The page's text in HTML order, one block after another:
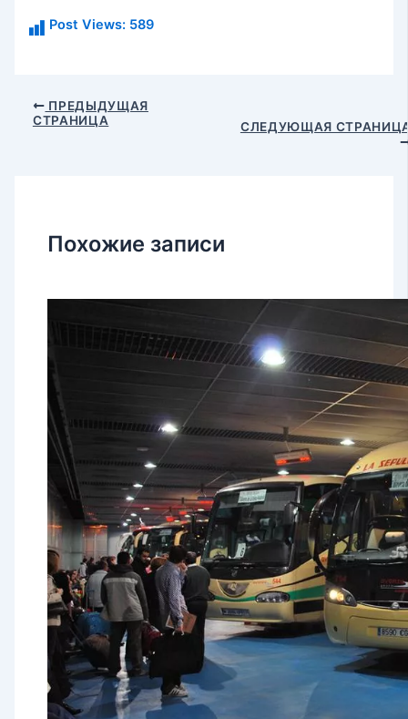
Post Views: 589
Навигация
ПРЕДЫДУЩАЯ
СТРАНИЦА
СЛЕДУЮЩАЯ
Похожие записи